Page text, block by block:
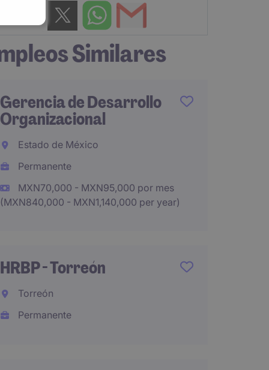
Similares
Gerencia de Desarrollo
Organizacional
Estado de México
Permanente
MXN70,000 - MXN95,000 por mes
(MXN840,000 - MXN1,140,000 per year)
HRBP - Torreón
Torreón
Permanente